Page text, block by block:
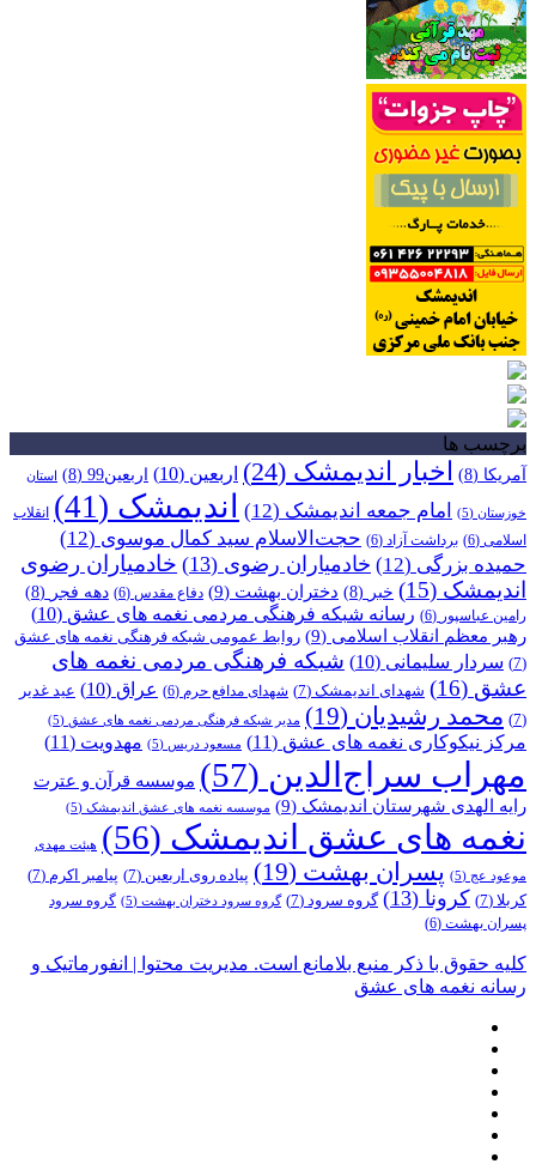
برچسب ها
آمریکا (8) اخبار اندیمشک (24) اربعین (10) اربعین99 (8) استان
خوزستان (5) امام جمعه اندیمشک (12) اندیمشک (41)
انقلاب
اسلامی (6) برداشت آزاد (6) حجت‌الاسلام سید کمال موسوی (12)
حمیده بزرگی (12) خادمیاران رضوی (13)
خادمیاران رضوی
اندیمشک (15) خبر (8) دختران بهشت (9) دفاع مقدس (6) دهه فجر (8)
رامین عباسپور (6) رسانه شبکه فرهنگی مردمی نغمه های عشق (10)
رهبر معظم انقلاب اسلامی (9)
روابط عمومی شبکه فرهنگی نغمه های عشق
(7)
سردار سلیمانی (10)
شبکه فرهنگی مردمی نغمه های
عشق (16) شهدای اندیمشک (7) شهدای مدافع حرم (6) عراق (10)
عید غدیر
(7)
محمد رشیدیان (19) مدیر شبکه فرهنگی مردمی نغمه های عشق (5)
مرکز نیکوکاری نغمه های عشق (11) مسعود دریس (5) مهدویت (11)
مهراب سراج‌الدین (57)
موسسه قرآن و عترت
رایه الهدی شهرستان اندیمشک (9) موسسه نغمه های عشق اندیمشک (5)
نغمه های عشق اندیمشک (56) هیئت مهدی
موعود عج (5) پسران بهشت (19) پیاده روی اربعین (7) پیامبر اکرم (7)
کربلا (7) کرونا (13) گروه سرود (7) گروه سرود دختران بهشت (5)
گروه سرود
پسران بهشت (6)
کلیه حقوق با ذکر منبع بلامانع است. مدیریت محتوا | انفورماتیک و
رسانه نغمه های عشق